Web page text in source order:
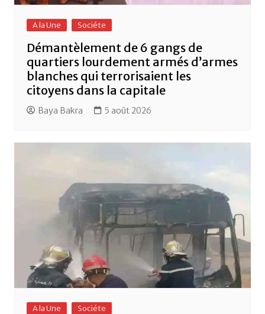
A la Une Sociéte
Démantèlement de 6 gangs de
quartiers lourdement armés d’armes
blanches qui terrorisaient les
citoyens dans la capitale
Baya Bakra 5 août 2026
A la Une Sociéte